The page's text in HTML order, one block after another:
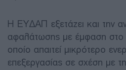
Η ΕΥΔΑΠ εξετάζει και την
αφαλάτωσης με έμφαση
οποίο απαιτεί μικρότερο
επεξεργασίας σε σχέση με